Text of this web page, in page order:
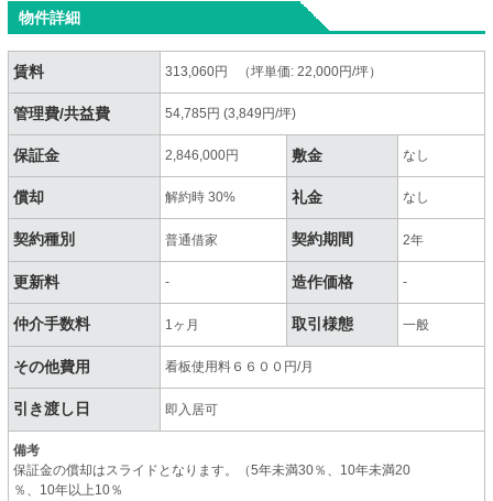
物件詳細
賃料 313,060円 （坪単価: 22,000円/坪）
管理費/共益費 54,785円 (3,849円/坪)
保証金 2,846,000円 敷金 なし
償却 解約時 30% 礼金 なし
契約種別 普通借家 契約期間 2年
更新料 - 造作価格 -
仲介手数料 1ヶ月 取引様態 一般
その他費用 看板使用料６６００円/月
引き渡し日 即入居可
備考
保証金の償却はスライドとなります。（5年未満30％、10年未満20
％、10年以上10％